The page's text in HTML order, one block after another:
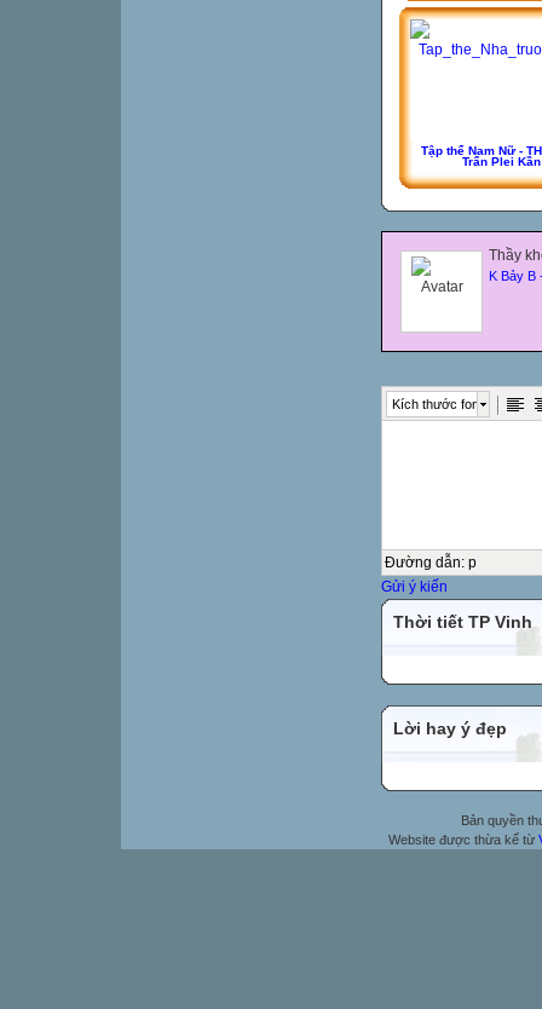
Tập thể Nam Nữ -
Trấn Plei Kần
Thầy
K Bảy B
Kích thước font
Đường dẫn: p
Gửi ý kiến
Thời tiết TP Vinh
Lời hay ý đẹp
Bản quyền
Website được thừa kế từ